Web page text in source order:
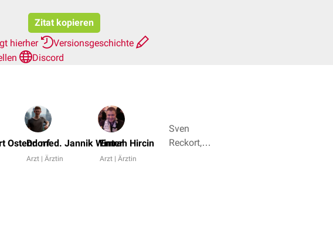
Zitat kopieren
hierher
Versionsgeschichte
Discord
Ostendorf
Dr. med. Jannik Winter
Arzt | Ärztin
Emrah Hircin
Arzt | Ärztin
Sven
Reckort,